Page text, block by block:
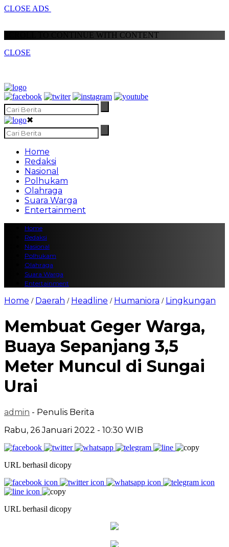
CLOSE ADS
SCROLL TO CONTINUE WITH CONTENT
CLOSE
✖
Home
Redaksi
Nasional
Polhukam
Olahraga
Suara Warga
Entertainment
Home
Redaksi
Nasional
Polhukam
Olahraga
Suara Warga
Entertainment
Home / Daerah / Headline / Humaniora / Lingkungan
Membuat Geger Warga,
Buaya Sepanjang 3,5
Meter Muncul di Sungai
Urai
admin - Penulis Berita
Rabu, 26 Januari 2022 - 10:30 WIB
URL berhasil dicopy
URL berhasil dicopy